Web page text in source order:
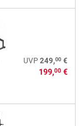
UVP 249,00€
199,00€